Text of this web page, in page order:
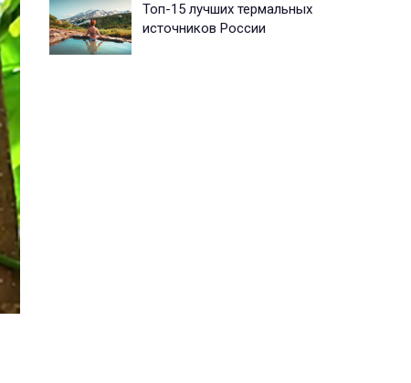
Топ-15 лучших термальных
источников России